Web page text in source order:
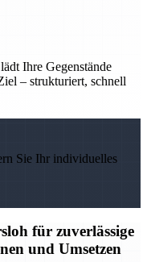
Ihre Gegenstände
– strukturiert, schnell
Sie Ihr individuelles
für zuverlässige
und Umsetzen